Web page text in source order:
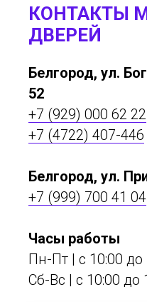
КОНТАКТЫ
ДВЕРЕЙ
Белгород, ул.
52
+7 (929) 000 62 22
+7 (4722) 407-446
Белгород, ул.
+7 (999) 700 41 04
Часы работы
Пн-Пт | с 10:00 до
Сб-Вс | c 10:00 до